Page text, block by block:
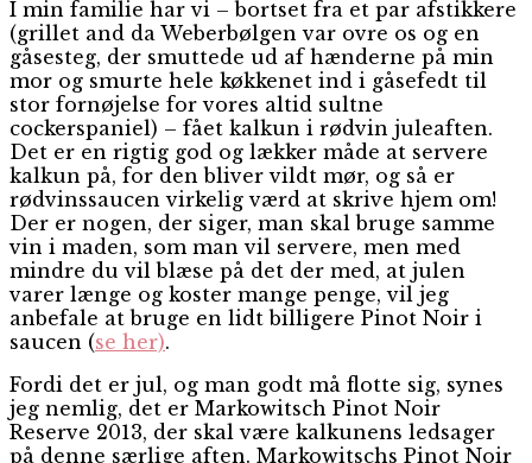
I min familie har vi – bortset fra et par afstikkere
(grillet and da Weberbølgen var ovre os og en
gåsesteg, der smuttede ud af hænderne på min
mor og smurte hele køkkenet ind i gåsefedt til
stor fornøjelse for vores altid sultne
cockerspaniel) – fået kalkun i rødvin juleaften.
Det er en rigtig god og lækker måde at servere
kalkun på, for den bliver vildt mør, og så er
rødvinssaucen virkelig værd at skrive hjem om!
Der er nogen, der siger, man skal bruge samme
vin i maden, som man vil servere, men med
mindre du vil blæse på det der med, at julen
varer længe og koster mange penge, vil jeg
anbefale at bruge en lidt billigere Pinot Noir i
saucen (se her).
Fordi det er jul, og man godt må flotte sig, synes
jeg nemlig, det er Markowitsch Pinot Noir
Reserve 2013, der skal være kalkunens ledsager
på denne særlige aften. Markowitschs Pinot Noir